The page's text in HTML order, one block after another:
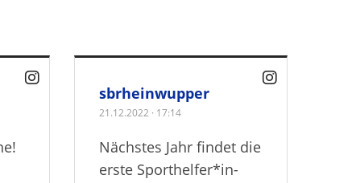
sbrheinwupper
21.12.2022 · 17:14
Nächstes Jahr findet die
erste Sporthelfer*in-